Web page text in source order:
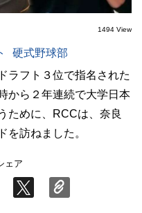
1494 View
硬式野球部
ラフト３位で指名された
から２年連続で大学日本
ために、RCCは、奈良
を訪ねました。
ェア